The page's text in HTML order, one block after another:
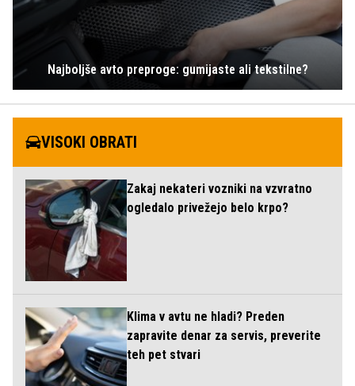
Najboljše avto preproge: gumijaste ali tekstilne?
VISOKI OBRATI
Zakaj nekateri vozniki na vzvratno
ogledalo privežejo belo krpo?
Klima v avtu ne hladi? Preden
zapravite denar za servis, preverite
teh pet stvari